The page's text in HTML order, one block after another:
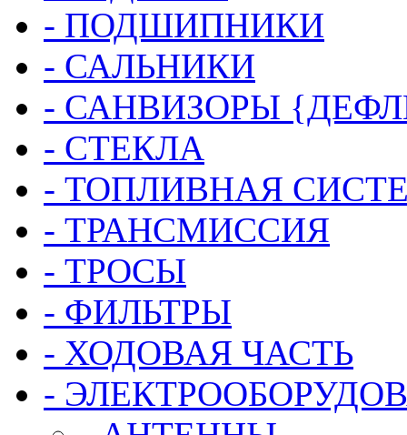
- ПОДШИПНИКИ
- САЛЬНИКИ
- САНВИЗОРЫ
- СТЕКЛА
- ТОПЛИВНАЯ
- ТРАНСМИССИЯ
- ТРОСЫ
- ФИЛЬТРЫ
- ХОДОВАЯ ЧАСТЬ
-